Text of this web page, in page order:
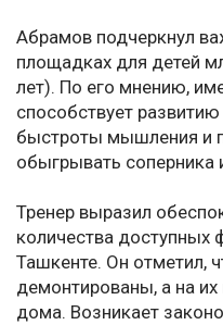
Абрамов подчеркнул
площадках для детей
лет). По его мнению,
способствует
быстроты мышления и
обыгрывать соперника
Тренер выразил
количества доступных
Ташкенте. Он отметил,
демонтированы, а на
дома. Возникает